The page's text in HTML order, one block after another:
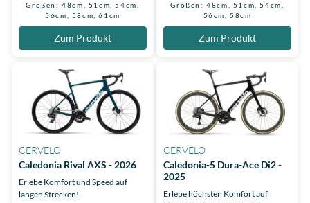
Größen: 48cm, 51cm, 54cm,
56cm, 58cm, 61cm
Zum Produkt
Größen: 48cm, 51cm, 54cm,
56cm, 58cm
Zum Produkt
CERVELO
Caledonia Rival AXS - 2026
Erlebe Komfort und Speed auf
langen Strecken!
CERVELO
Caledonia-5 Dura-Ace Di2 -
2025
Erlebe höchsten Komfort auf